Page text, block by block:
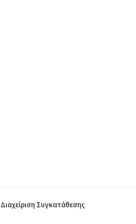
Διαχείριση Συγκατάθεσης